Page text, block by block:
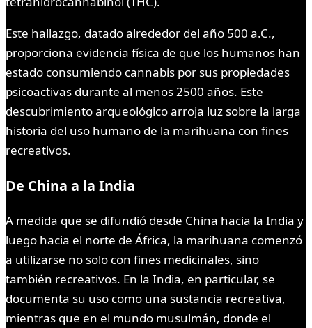
Este hallazgo, datado alrededor del año 500 a.C.,
proporciona evidencia física de que los humanos han
estado consumiendo cannabis por sus propiedades
psicoactivas durante al menos 2500 años. Este
descubrimiento arqueológico arroja luz sobre la larga
historia del uso humano de la marihuana con fines
recreativos.
De China a la India
A medida que se difundió desde China hacia la India y
luego hacia el norte de África, la marihuana comenzó
a utilizarse no solo con fines medicinales, sino
también recreativos. En la India, en particular, se
documenta su uso como una sustancia recreativa,
mientras que en el mundo musulmán, donde el